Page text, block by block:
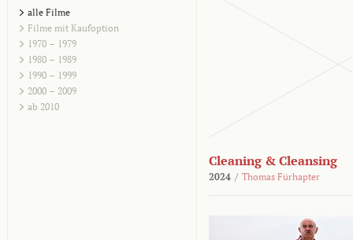
alle Filme
Filme mit Kaufoption
1970 – 1979
1980 – 1989
1990 – 1999
2000 – 2009
ab 2010
Cleaning & Cleansing
2024 / Thomas Fürhapter